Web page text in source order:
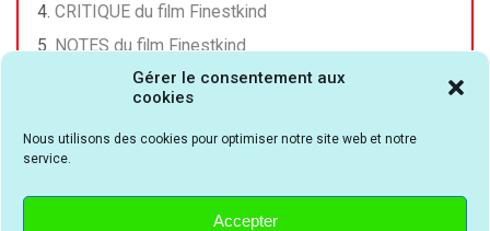
Gérer le consentement aux
cookies
Nous utilisons des cookies pour optimiser notre site web et notre
service.
Accepter
CRITIQUE du film Finestkind
NOTES du film Finestkind
AFFICHE du film Finestkind
AVIS DU PUBLIC pour le film Finestkind
DIFFUSEUR du film Finestkind